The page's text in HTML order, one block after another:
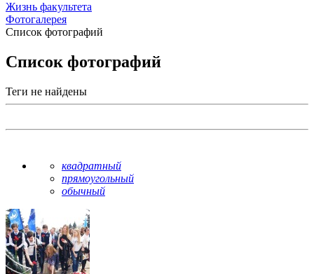
Жизнь факультета
Фотогалерея
Список фотографий
Список фотографий
Теги не найдены
квадратный
прямоугольный
обычный